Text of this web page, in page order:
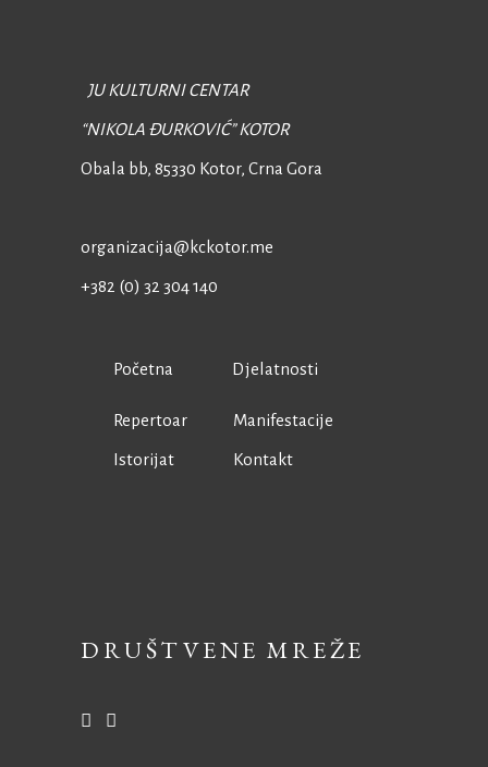
JU KULTURNI CENTAR
“NIKOLA ĐURKOVIĆ” KOTOR
Obala bb, 85330 Kotor, Crna Gora
organizacija@kckotor.me
+382 (0) 32 304 140
Početna Djelatnosti
Repertoar Manifestacije
Istorijat Kontakt
DRUŠTVENE MREŽE